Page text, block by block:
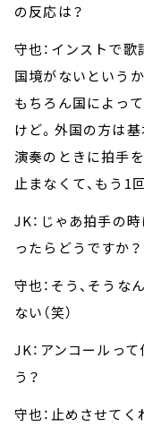
の反応は？
守也：インストで歌
国境がないという
もちろん国によっ
けど。外国の方は
演奏のときに拍手
止まなくて、もう1
JK：じゃあ拍手の時
ったらどうですか？
守也：そう、そうな
ない（笑）
JK：アンコールっ
う？
守也：止めさせてく